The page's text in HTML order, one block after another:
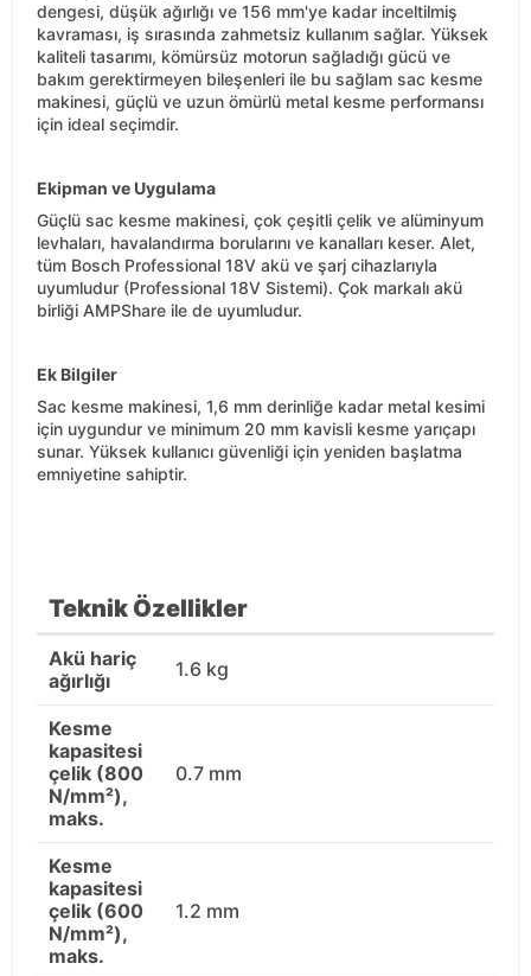
dengesi, düşük ağırlığı ve 156 mm'ye kadar inceltilmiş
kavraması, iş sırasında zahmetsiz kullanım sağlar. Yüksek
kaliteli tasarımı, kömürsüz motorun sağladığı gücü ve
bakım gerektirmeyen bileşenleri ile bu sağlam sac kesme
makinesi, güçlü ve uzun ömürlü metal kesme performansı
için ideal seçimdir.
Ekipman ve Uygulama
Güçlü sac kesme makinesi, çok çeşitli çelik ve alüminyum
levhaları, havalandırma borularını ve kanalları keser. Alet,
tüm Bosch Professional 18V akü ve şarj cihazlarıyla
uyumludur (Professional 18V Sistemi). Çok markalı akü
birliği AMPShare ile de uyumludur.
Ek Bilgiler
Sac kesme makinesi, 1,6 mm derinliğe kadar metal kesimi
için uygundur ve minimum 20 mm kavisli kesme yarıçapı
sunar. Yüksek kullanıcı güvenliği için yeniden başlatma
emniyetine sahiptir.
Teknik Özellikler
Akü hariç
ağırlığı
1.6 kg
Kesme
kapasitesi
çelik (800
N/mm²),
maks.
0.7 mm
Kesme
kapasitesi
çelik (600
N/mm²),
maks.
1.2 mm